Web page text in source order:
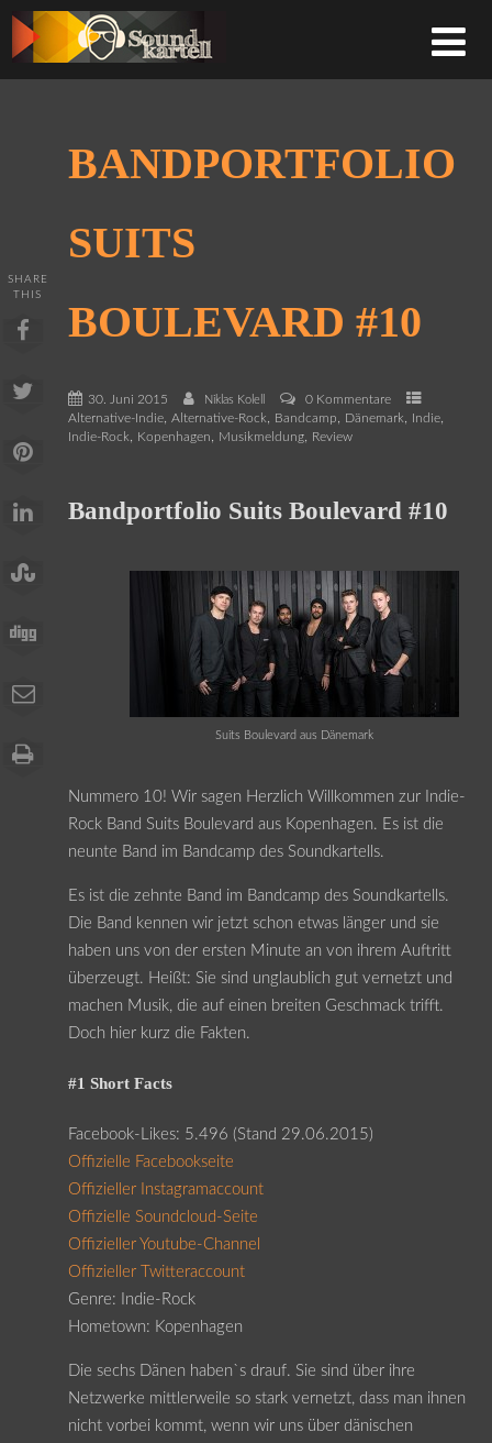
BANDPORTFOLIO
SUITS
BOULEVARD #10
30. Juni 2015 Niklas Kolell
0 Kommentare
Alternative-Indie, Alternative-Rock, Bandcamp, Dänemark, Indie,
Indie-Rock, Kopenhagen, Musikmeldung, Review
SHARE
THIS
Bandportfolio Suits Boulevard #10
Suits Boulevard aus Dänemark
Nummero 10! Wir sagen Herzlich Willkommen zur Indie-
Rock Band Suits Boulevard aus Kopenhagen. Es ist die
neunte Band im Bandcamp des Soundkartells.
Es ist die zehnte Band im Bandcamp des Soundkartells.
Die Band kennen wir jetzt schon etwas länger und sie
haben uns von der ersten Minute an von ihrem Auftritt
überzeugt. Heißt: Sie sind unglaublich gut vernetzt und
machen Musik, die auf einen breiten Geschmack trifft.
Doch hier kurz die Fakten.
#1 Short Facts
Facebook-Likes: 5.496 (Stand 29.06.2015)
Offizielle Facebookseite
Offizieller Instagramaccount
Offizielle Soundcloud-Seite
Offizieller Youtube-Channel
Offizieller Twitteraccount
Genre: Indie-Rock
Hometown: Kopenhagen
Die sechs Dänen haben`s drauf. Sie sind über ihre
Netzwerke mittlerweile so stark vernetzt, dass man ihnen
nicht vorbei kommt, wenn wir uns über dänischen